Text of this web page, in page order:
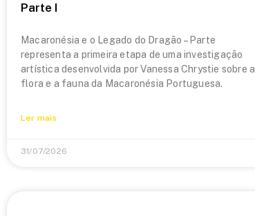
Parte I
Macaronésia e o Legado do Dragão – Parte
representa a primeira etapa de uma investigação
artística desenvolvida por Vanessa Chrystie sobre a
flora e a fauna da Macaronésia Portuguesa.
Ler mais
31/07/2026